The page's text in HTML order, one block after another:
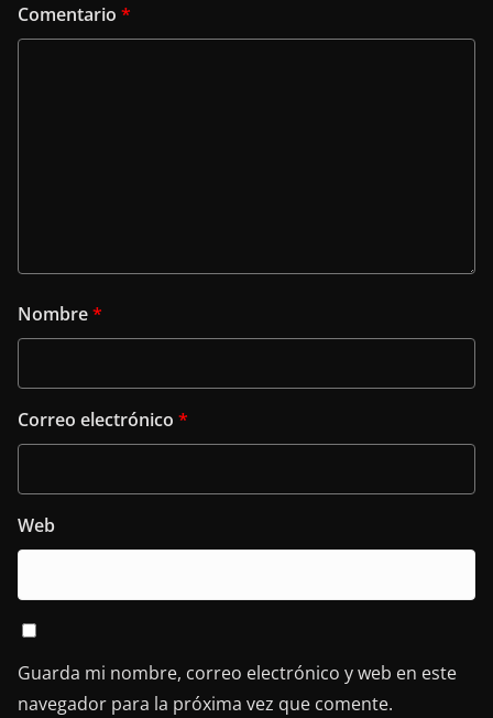
Comentario *
Nombre*
Correo electrónico *
Web
Guarda mi nombre, correo electrónico y web en este
navegador para la próxima vez que comente.